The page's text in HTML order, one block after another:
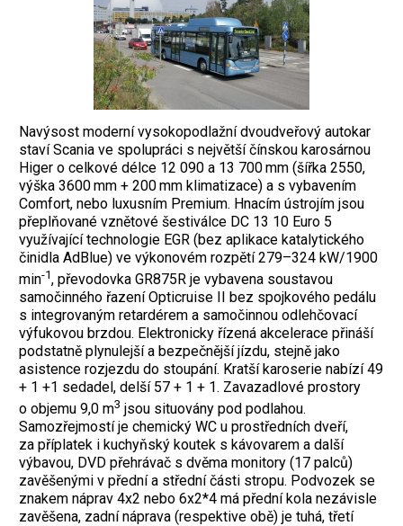
Navýsost moderní vysokopodlažní dvoudveřový autokar
staví Scania ve spolupráci s největší čínskou karosárnou
Higer o celkové délce 12 090 a 13 700 mm (šířka 2550,
výška 3600 mm + 200 mm klimatizace) a s vybavením
Comfort, nebo luxusním Premium. Hnacím ústrojím jsou
přeplňované vznětové šestiválce DC 13 10 Euro 5
využívající technologie EGR (bez aplikace katalytického
činidla AdBlue) ve výkonovém rozpětí 279–324 kW/1900
min-1, převodovka GR875R je vybavena soustavou
samočinného řazení Opticruise II bez spojkového pedálu
s integrovaným retardérem a samočinnou odlehčovací
výfukovou brzdou. Elektronicky řízená akcelerace přináší
podstatně plynulejší a bezpečnější jízdu, stejně jako
asistence rozjezdu do stoupání. Kratší karoserie nabízí 49
+ 1 +1 sedadel, delší 57 + 1 + 1. Zavazadlové prostory
o objemu 9,0 m3 jsou situovány pod podlahou.
Samozřejmostí je chemický WC u prostředních dveří,
za příplatek i kuchyňský koutek s kávovarem a další
výbavou, DVD přehrávač s dvěma monitory (17 palců)
zavěšenými v přední a střední části stropu. Podvozek se
znakem náprav 4x2 nebo 6x2*4 má přední kola nezávisle
zavěšena, zadní náprava (respektive obě) je tuhá, třetí